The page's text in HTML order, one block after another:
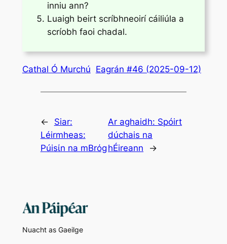
inniu ann?
Luaigh beirt scríbhneoirí cáiliúla a
scríobh faoi chadal.
Cathal Ó Murchú Eagrán #46 (2025-09-12)
←
Siar:
Léirmheas:
Púisίn na mBrόg
Ar aghaidh: Spóirt
dúchais na
hÉireann
→
Nuacht as Gaeilge